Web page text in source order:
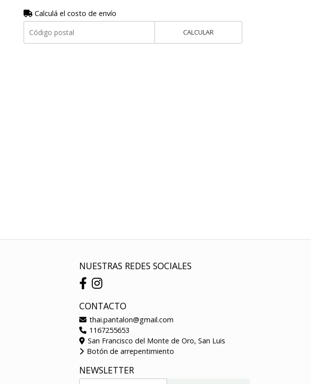
Calculá el costo de envío
CALCULAR
NUESTRAS REDES SOCIALES
CONTACTO
thai.pantalon@gmail.com
1167255653
San Francisco del Monte de Oro, San Luis
Botón de arrepentimiento
NEWSLETTER